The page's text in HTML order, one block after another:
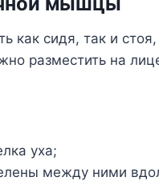
сидя, так и стоя,
разместить на
уха;
между ними